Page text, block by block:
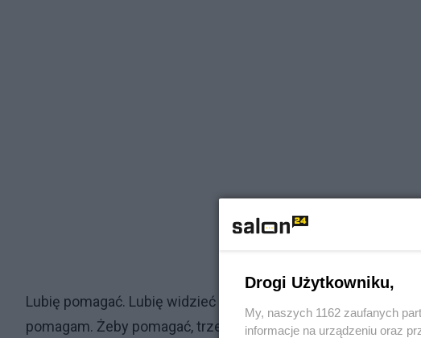
Lubię pomagać. Lubię widzieć uśmiech, słyszeć
pomagam. Żeby pomagać, trzeba rozumieć potrzebę,
Drogi Użytkowniku,
My, naszych 1162 zaufanych
informacje na urządzeniu oraz